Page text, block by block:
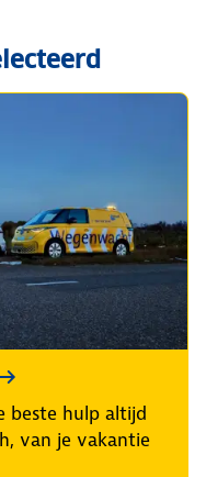
beste hulp altijd
van je vakantie